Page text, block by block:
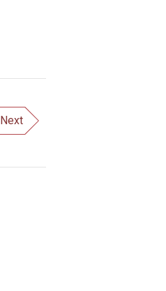
Next